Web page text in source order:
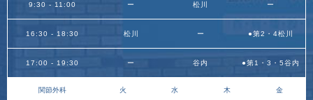
9:30 - 11:00 ー 松川 ー
16:30 - 18:30 松川 ー ●第2・4松川
17:00 - 19:30 ー 谷内 ●第1・3・5谷内
関節外科 火 水 木 金